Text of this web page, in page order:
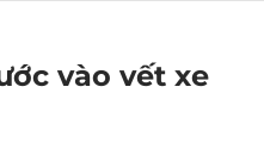
vào vết xe